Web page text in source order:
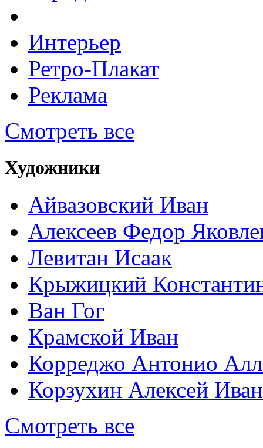
Интерьер
Ретро-Плакат
Реклама
Смотреть все
Художники
Айвазовский Иван
Алексеев Федор
Левитан Исаак
Крыжицкий
Ван Гог
Крамской Иван
Корреджо Антонио
Корзухин Алексей
Смотреть все